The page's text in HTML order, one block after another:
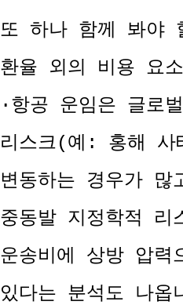
또 하나 함께 봐야
환율 외의 비용 요
·항공 운임은 글로
리스크(예: 홍해 사
변동하는 경우가 많
중동발 지정학적 리
운송비에 상방 압력
있다는 분석도 나옵